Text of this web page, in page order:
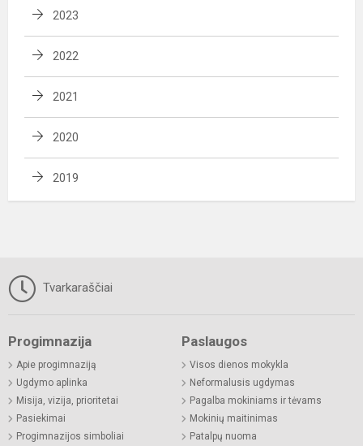
2023
2022
2021
2020
2019
Tvarkaraščiai
Progimnazija
Apie progimnaziją
Ugdymo aplinka
Misija, vizija, prioritetai
Pasiekimai
Progimnazijos simboliai
Paslaugos
Visos dienos mokykla
Neformalusis ugdymas
Pagalba mokiniams ir tėvams
Mokinių maitinimas
Patalpų nuoma